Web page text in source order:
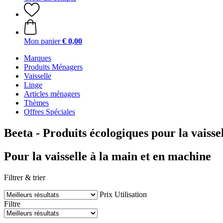
Mon panier € 0,00
Marques
Produits Ménagers
Vaisselle
Linge
Articles ménagers
Thèmes
Offres Spéciales
Beeta - Produits écologiques pour la
Pour la vaisselle à la main et en machine
Filtrer & trier
Prix Utilisation
Filtre